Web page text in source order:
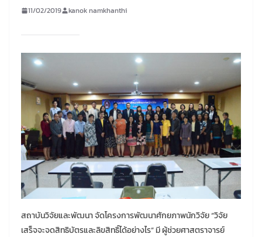
11/02/2019 kanok namkhanthi
สถาบันวิจัยและพัฒนา จัดโครงการพัฒนาศักยภาพนักวิจัย “วิจัย
เสร็จจะจดสิทธิบัตรและลิขสิทธิ์ได้อย่างไร” มี ผู้ช่วยศาสตราจารย์